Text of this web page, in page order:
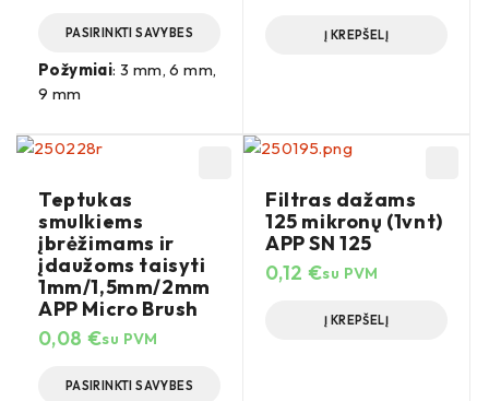
PASIRINKTI SAVYBES
Požymiai: 3 mm, 6 mm,
9 mm
Į KREPŠELĮ
Teptukas
smulkiems
įbrėžimams ir
įdaužoms taisyti
1mm/1,5mm/2mm
APP Micro Brush
0,08 €su PVM
PASIRINKTI SAVYBES
Filtras dažams
125 mikronų (1vnt)
APP SN 125
0,12 €su PVM
Į KREPŠELĮ